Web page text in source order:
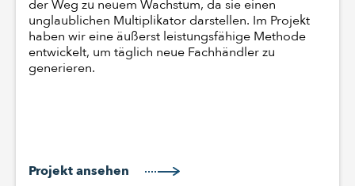
der Weg zu neuem Wachstum, da sie einen
unglaublichen Multiplikator darstellen. Im Projekt
haben wir eine äußerst leistungsfähige Methode
entwickelt, um täglich neue Fachhändler zu
generieren.
Projekt ansehen